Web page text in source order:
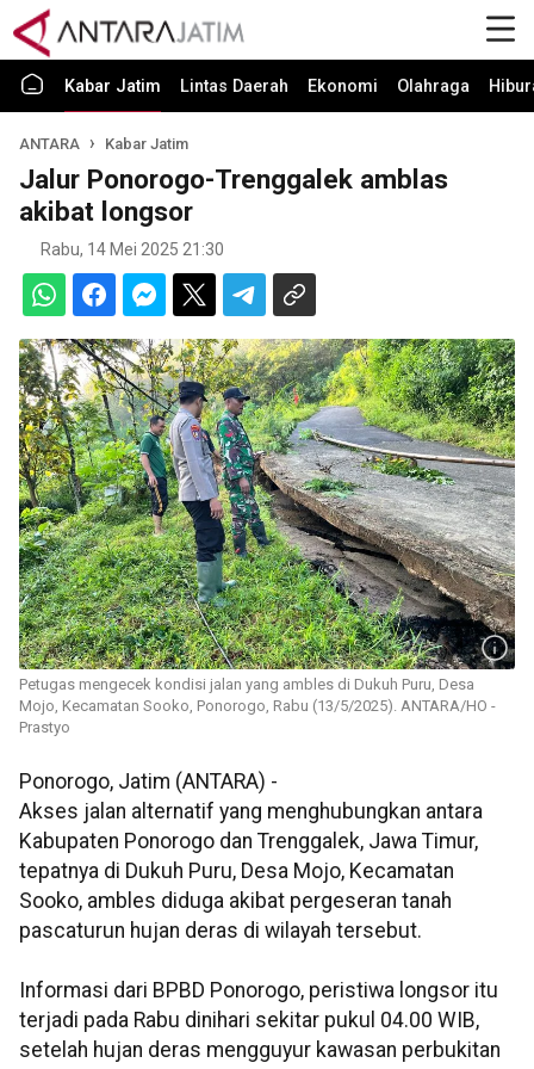
Kabar Jatim Lintas Daerah Ekonomi Olahraga
ANTARA Kabar Jatim
Jalur Ponorogo-Trenggalek amblas
akibat longsor
Rabu, 14 Mei 2025 21:30
Petugas mengecek kondisi jalan yang ambles di Dukuh Puru, Desa
Mojo, Kecamatan Sooko, Ponorogo, Rabu (13/5/2025). ANTARA/HO -
Prastyo
Ponorogo, Jatim (ANTARA) -
Akses jalan alternatif yang menghubungkan antara
Kabupaten Ponorogo dan Trenggalek, Jawa Timur,
tepatnya di Dukuh Puru, Desa Mojo, Kecamatan
Sooko, ambles diduga akibat pergeseran tanah
pascaturun hujan deras di wilayah tersebut.
Informasi dari BPBD Ponorogo, peristiwa longsor itu
terjadi pada Rabu dinihari sekitar pukul 04.00 WIB,
setelah hujan deras mengguyur kawasan perbukitan